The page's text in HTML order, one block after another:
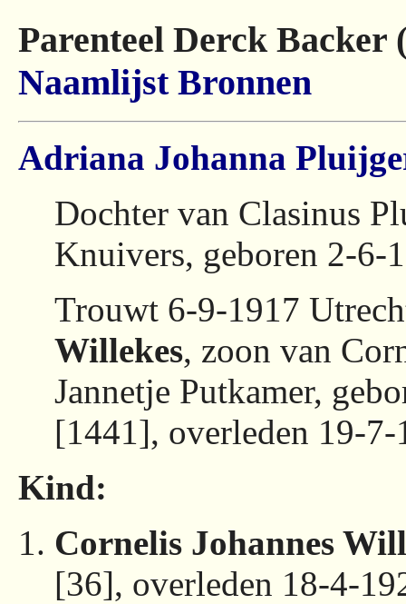
Parenteel Derck Backer
Naamlijst Bronnen
Adriana Johanna
Dochter van Clasinus
Knuivers, geboren 2-6-
Trouwt 6-9-1917
Willekes, zoon van
Jannetje Putkamer,
[1441], overleden 19-
Kind:
Cornelis Johannes
[36], overleden 18-4-